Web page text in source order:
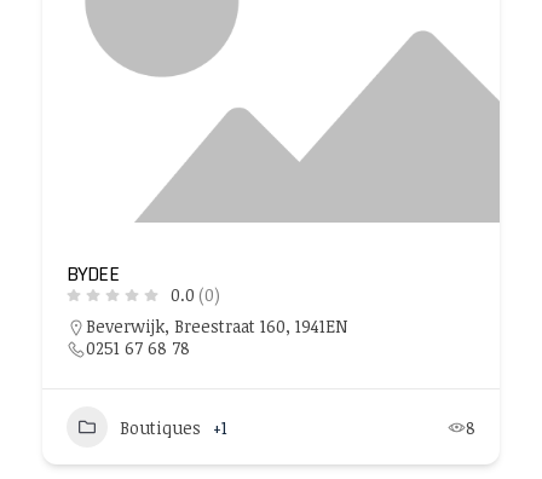
BYDEE
0.0 (0)
Beverwijk, Breestraat 160, 1941EN
0251 67 68 78
Boutiques +1 8